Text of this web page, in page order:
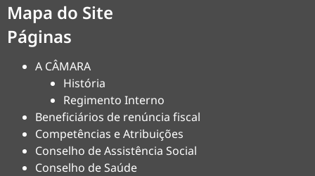
Mapa do Site
Páginas
A CÂMARA
História
Regimento Interno
Beneficiários de renúncia fiscal
Competências e Atribuições
Conselho de Assistência Social
Conselho de Saúde